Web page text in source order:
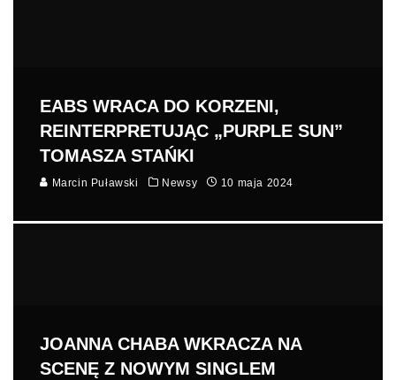
EABS WRACA DO KORZENI,
REINTERPRETUJĄC „PURPLE SUN”
TOMASZA STAŃKI
Marcin Puławski Newsy 10 maja 2024
JOANNA CHABA WKRACZA NA
SCENĘ Z NOWYM SINGLEM